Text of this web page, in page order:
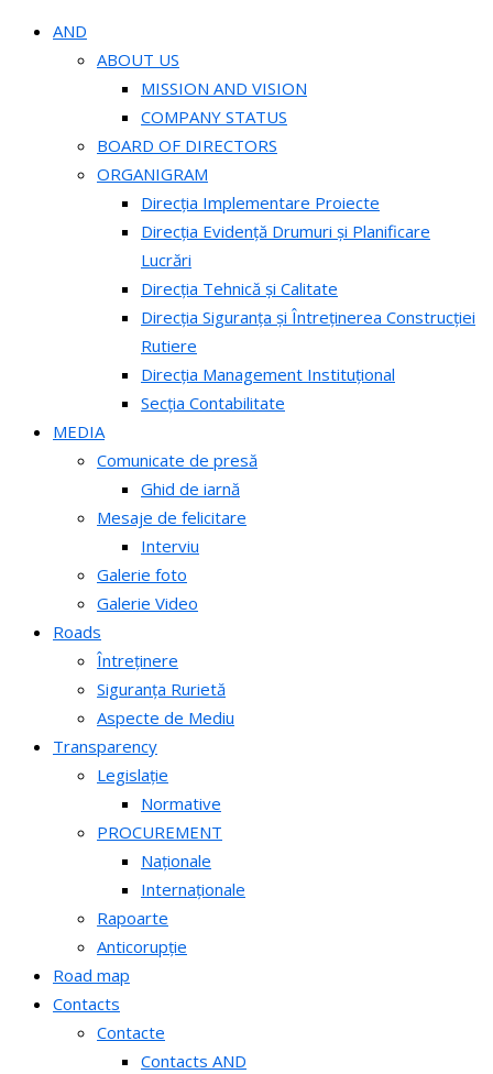
AND
ABOUT US
MISSION AND VISION
COMPANY STATUS
BOARD OF DIRECTORS
ORGANIGRAM
Direcția Implementare Proiecte
Direcția Evidență Drumuri și Planificare
Lucrări
Direcția Tehnică și Calitate
Direcția Siguranța și Întreținerea Construcției
Rutiere
Direcția Management Instituțional
Secția Contabilitate
MEDIA
Comunicate de presă
Ghid de iarnă
Mesaje de felicitare
Interviu
Galerie foto
Galerie Video
Roads
Întreținere
Siguranța Rurietă
Aspecte de Mediu
Transparency
Legislație
Normative
PROCUREMENT
Naționale
Internaționale
Rapoarte
Anticorupție
Road map
Contacts
Contacte
Contacts AND